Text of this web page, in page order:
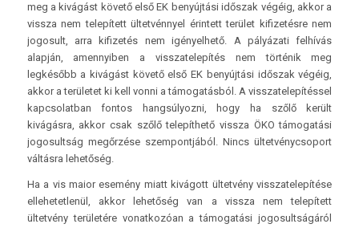
meg a kivágást követő első EK benyújtási időszak végéig, akkor a
vissza nem telepített ültetvénnyel érintett terület kifizetésre nem
jogosult, arra kifizetés nem igényelhető. A pályázati felhívás
alapján, amennyiben a visszatelepítés nem történik meg
legkésőbb a kivágást követő első EK benyújtási időszak végéig,
akkor a területet ki kell vonni a támogatásból. A visszatelepítéssel
kapcsolatban fontos hangsúlyozni, hogy ha szőlő került
kivágásra, akkor csak szőlő telepíthető vissza ÖKO támogatási
jogosultság megőrzése szempontjából. Nincs ültetvénycsoport
váltásra lehetőség.
Ha a vis maior esemény miatt kivágott ültetvény visszatelepítése
ellehetetlenül, akkor lehetőség van a vissza nem telepített
ültetvény területére vonatkozóan a támogatási jogosultságáról